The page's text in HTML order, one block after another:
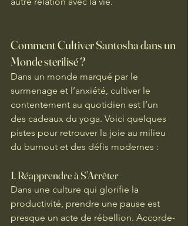
Comment Cultiver Santosha dans un
Monde sterilisé ?
Dans un monde marqué par le
surmenage et l’anxiété, cultiver le
contentement au quotidien est l’un
des cadeaux du yoga. Voici quelques
pistes pour retrouver la joie au milieu
du burnout et des défis modernes :
1. Réapprendre à S’Arrêter
Dans une culture qui glorifie la
productivité, prendre une pause est
presque un acte de rébellion. Accorde-